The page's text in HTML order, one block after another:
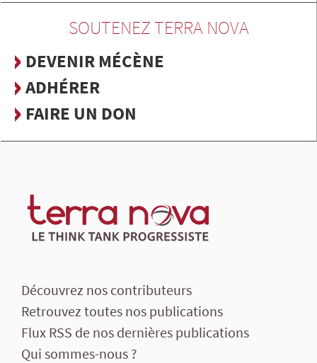
SOUTENEZ TERRA NOVA
DEVENIR MÉCÈNE
ADHÉRER
FAIRE UN DON
Découvrez nos contributeurs
Retrouvez toutes nos publications
Flux RSS de nos dernières publications
Qui sommes-nous ?